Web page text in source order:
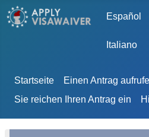
Sprache
Español
Italiano
Startseite
Einen Antrag
Sie reichen Ihren Antrag ein